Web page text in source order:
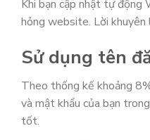
Khi bạn cập nhật tự động
hỏng website. Lời
Sử dụng tên
Theo thống kế khoảng
và mật khẩu của bạn
tốt.